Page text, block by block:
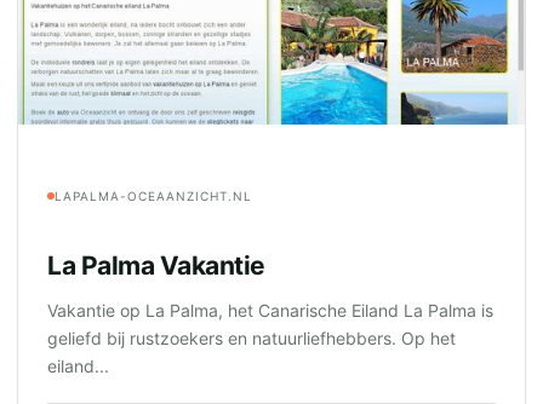
LAPALMA-OCEAANZICHT.NL
La Palma Vakantie
Vakantie op La Palma, het Canarische Eiland La Palma is
geliefd bij rustzoekers en natuurliefhebbers. Op het
eiland...